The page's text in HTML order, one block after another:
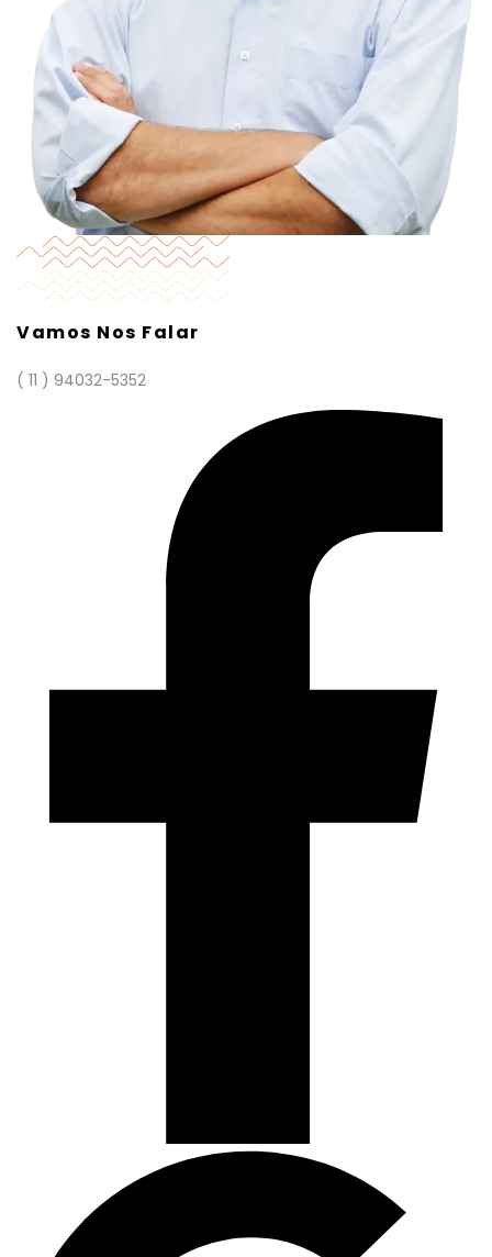
Vamos Nos Falar
( 11 ) 94032-5352